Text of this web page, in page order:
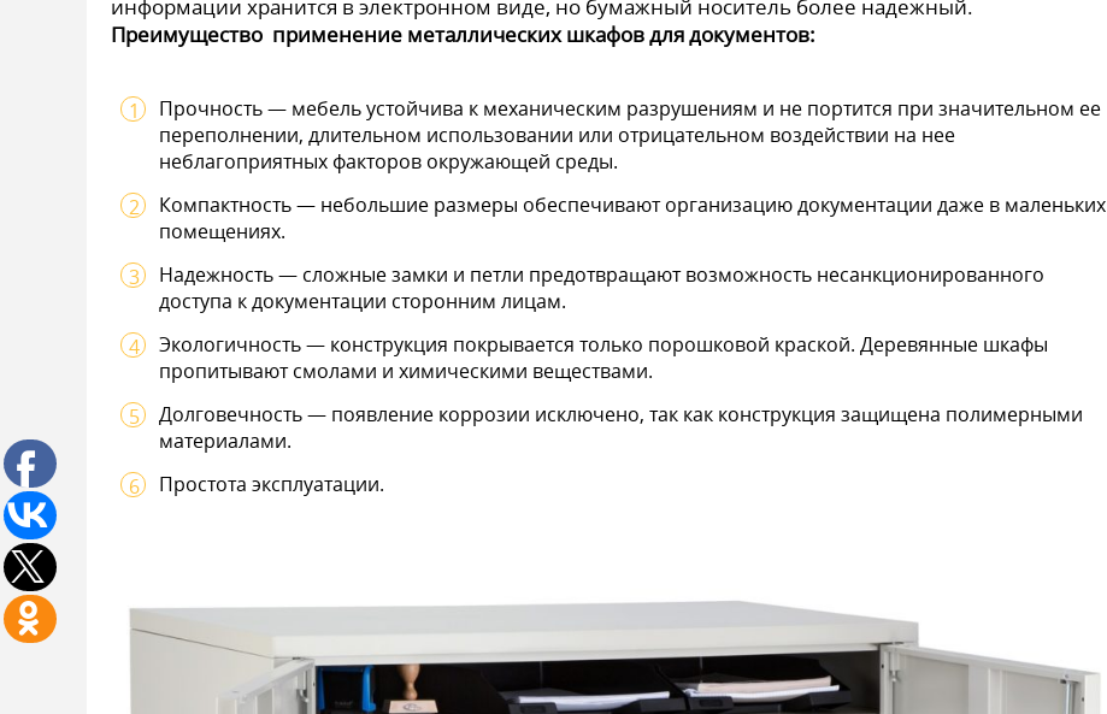
информации хранится в электронном виде, но бумажный носитель более надежный.
Преимущество применение металлических шкафов для документов:
Прочность — мебель устойчива к механическим разрушениям и не портится при значительном ее
переполнении, длительном использовании или отрицательном воздействии на нее
неблагоприятных факторов окружающей среды.
Компактность — небольшие размеры обеспечивают организацию документации даже в маленьких
помещениях.
Надежность — сложные замки и петли предотвращают возможность несанкционированного
доступа к документации сторонним лицам.
Экологичность — конструкция покрывается только порошковой краской. Деревянные шкафы
пропитывают смолами и химическими веществами.
Долговечность — появление коррозии исключено, так как конструкция защищена полимерными
материалами.
Простота эксплуатации.